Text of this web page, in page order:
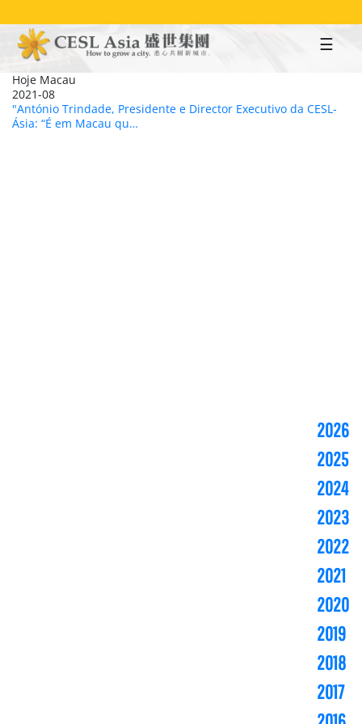
to
main
content
Hoje Macau
2021-08
"António Trindade, Presidente e Director Executivo da CESL-
Ásia: “É em Macau qu…
2026
2025
2024
2023
2022
2021
2020
2019
2018
2017